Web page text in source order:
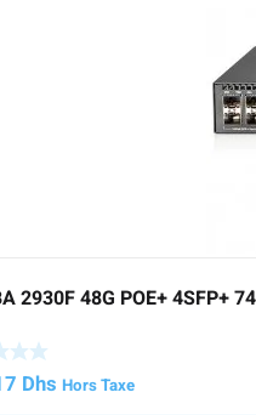
2930F 48G POE+ 4SFP+
Dhs Hors Taxe